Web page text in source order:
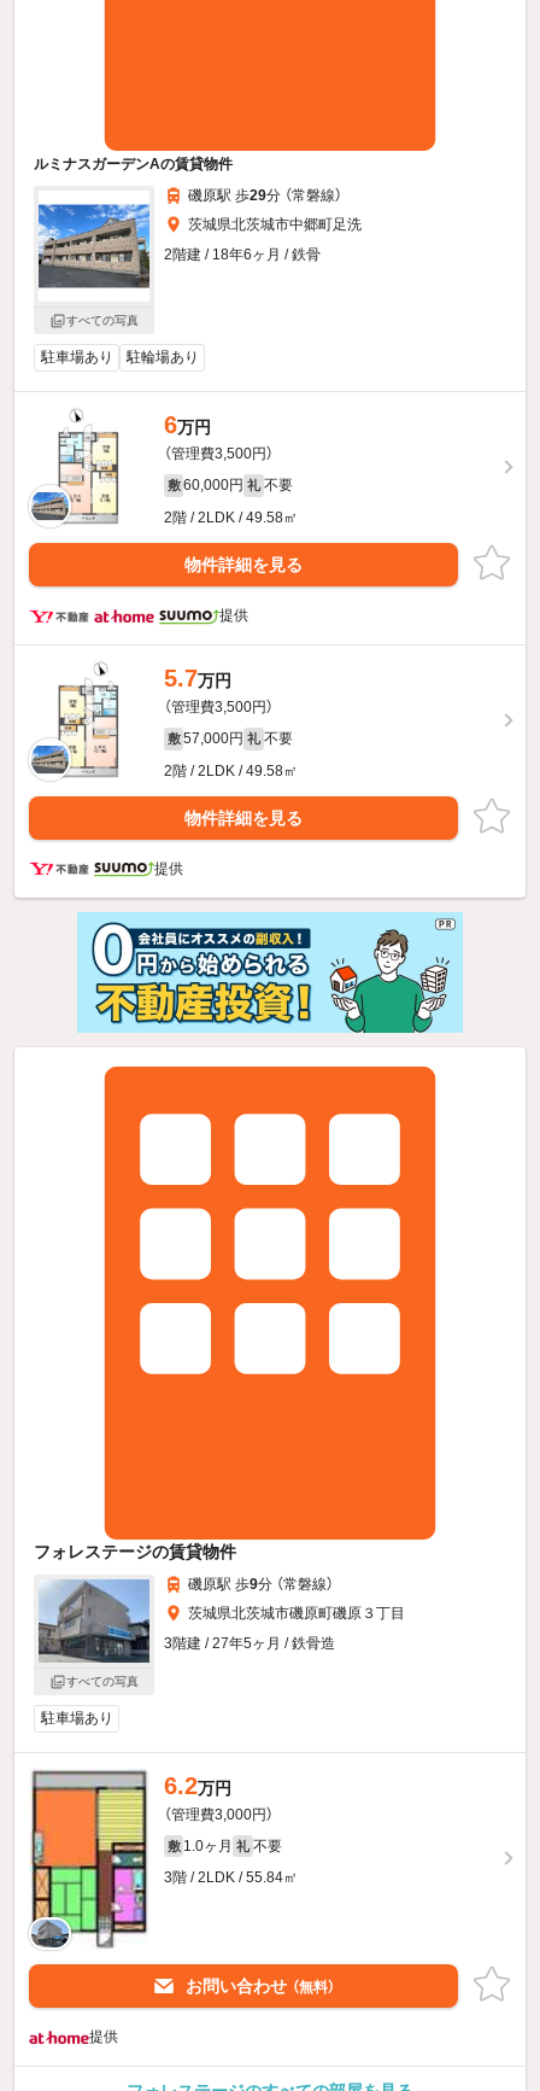
ルミナスガーデンAの賃貸物件
すべての写真
磯原駅 歩29分 （常磐線）
茨城県北茨城市中郷町足洗
2階建 / 18年6ヶ月 / 鉄骨
駐車場あり 駐輪場あり
6万円
（管理費3,500円）
敷 60,000円 礼 不要
2階 / 2LDK / 49.58㎡
物件詳細を見る
提供
5.7万円
（管理費3,500円）
敷 57,000円 礼 不要
2階 / 2LDK / 49.58㎡
物件詳細を見る
提供
フォレステージの賃貸物件
すべての写真
磯原駅 歩9分 （常磐線）
茨城県北茨城市磯原町磯原３丁目
3階建 / 27年5ヶ月 / 鉄骨造
駐車場あり
6.2万円
（管理費3,000円）
敷 1.0ヶ月 礼 不要
3階 / 2LDK / 55.84㎡
お問い合わせ （無料）
提供